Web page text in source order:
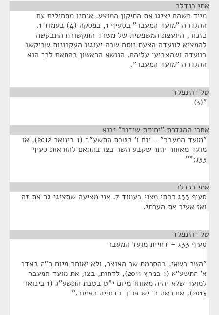
אתי בנדלר
מייד כשהם יציגו את התיקון המוצע. אנחנו מתחילים עם
ההגדרה "מועד המעבר" בסעיף 1, בפסקה (4) בעמוד 1.
כזכור, היועצת המשפטית של משרד התקשורת התבקשה
להמציא לוועדה הצעת נוסח שבה יעוגנו העקרונות שביקשו
בוועדה ושהצביעו עליהם. הנושא הראשון בהתאם לכך הוא
ההגדרה "מועד המעבר".
טל רוזנפלד
"(3)
אחרי ההגדרת "יחידת שידור" יבוא
"מועד המעבר" – יום ו' בטבת התשע"ב (1 בינואר 2012), או
מועד מאוחר יותר שקבע השר בצו בהתאם להוראות סעיף
33ג;""
אתי בנדלר
סעיף 33ג רבתי מצוי בעמוד 7. אני מציעה שתציגי גם את זה
ואז אעיר את הערתי.
טל רוזנפלד
סעיף 33ג – דחיית מועד המעבר
"השר רשאי, בהסכמת שר האוצר, ולא יאוחר מיום כ"ה באדר
א' התשע"א (1 במרץ 2011), לדחות, בצו, את מועד המעבר
למועד שלא יהיה מאוחר מיום י"ט בטבת התשע"ג (1 בינואר
2013), אם ראה כי יש צורך בדחייה כאמור."